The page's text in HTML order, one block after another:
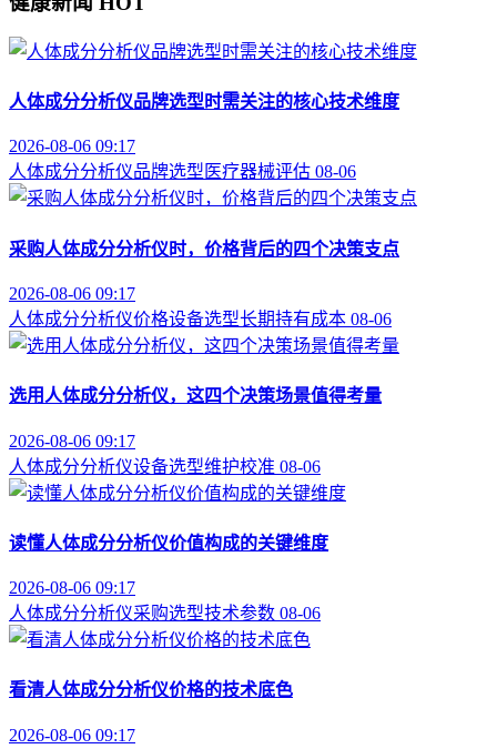
人体成分分析仪品牌选型时需关注的核心技术维度
2026-08-06 09:17
人体成分分析仪品牌选型 医疗器械评估 08-06
采购人体成分分析仪时，价格背后的四个决策支点
2026-08-06 09:17
人体成分分析仪价格设备选型长期持有成本 08-06
选用人体成分分析仪，这四个决策场景值得考量
2026-08-06 09:17
人体成分分析仪设备选型维护校准 08-06
读懂人体成分分析仪价值构成的关键维度
2026-08-06 09:17
人体成分分析仪采购选型技术参数 08-06
看清人体成分分析仪价格的技术底色
2026-08-06 09:17